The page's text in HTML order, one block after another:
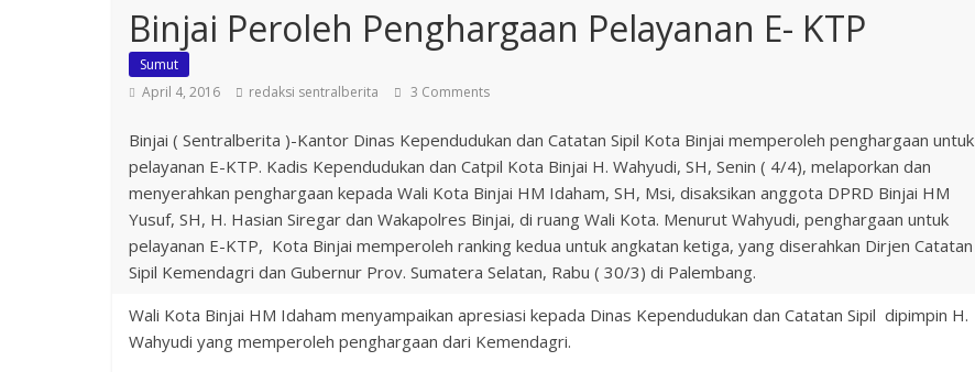
Binjai Peroleh Penghargaan Pelayanan E- KTP
Sumut
April 4, 2016
redaksi sentralberita 3 Comments
Binjai ( Sentralberita )-Kantor Dinas Kependudukan dan Catatan Sipil Kota Binjai memperoleh penghargaan untuk
pelayanan E-KTP. Kadis Kependudukan dan Catpil Kota Binjai H. Wahyudi, SH, Senin ( 4/4), melaporkan dan
menyerahkan penghargaan kepada Wali Kota Binjai HM Idaham, SH, Msi, disaksikan anggota DPRD Binjai HM
Yusuf, SH, H. Hasian Siregar dan Wakapolres Binjai, di ruang Wali Kota. Menurut Wahyudi, penghargaan untuk
pelayanan E-KTP, Kota Binjai memperoleh ranking kedua untuk angkatan ketiga, yang diserahkan Dirjen Catatan
Sipil Kemendagri dan Gubernur Prov. Sumatera Selatan, Rabu ( 30/3) di Palembang.
Wali Kota Binjai HM Idaham menyampaikan apresiasi kepada Dinas Kependudukan dan Catatan Sipil dipimpin H.
Wahyudi yang memperoleh penghargaan dari Kemendagri.